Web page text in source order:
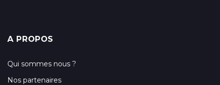
A PROPOS
Qui sommes nous ?
Nos partenaires